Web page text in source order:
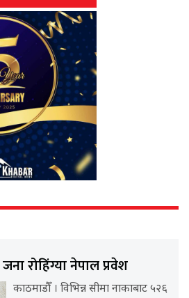
रोहिंग्या नेपाल प्रवेश
काठमाडौँ । विभिन्न सीमा नाकाबाट ५२६